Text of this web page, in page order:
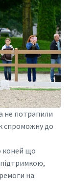
не потрапили
спроможну до
коней що
на